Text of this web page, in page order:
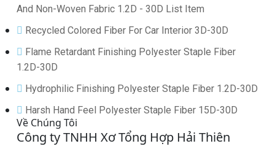
And Non-Woven Fabric 1.2D - 30D List Item
Recycled Colored Fiber For Car Interior 3D-30D
Flame Retardant Finishing Polyester Staple Fiber
1.2D-30D
Hydrophilic Finishing Polyester Staple Fiber 1.2D-30D
Harsh Hand Feel Polyester Staple Fiber 15D-30D
Về Chúng Tôi
Công ty TNHH Xơ Tổng Hợp Hải Thiên